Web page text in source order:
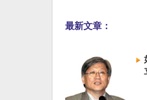
最新文章：